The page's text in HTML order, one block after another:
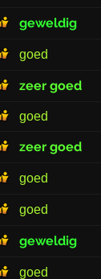
geweldig
goed
zeer goed
goed
zeer goed
goed
goed
geweldig
goed